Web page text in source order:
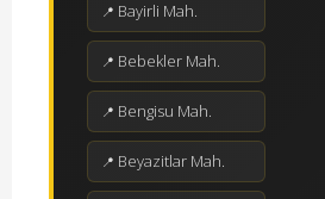
Bayirli Mah.
Bebekler Mah.
Bengisu Mah.
Beyazitlar Mah.